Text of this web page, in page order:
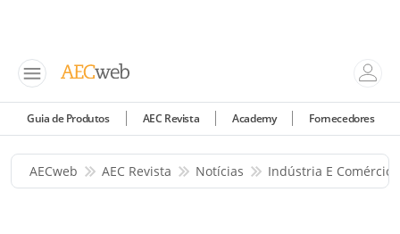
Guia de Produtos AEC Revista Academy Fornecedores
AECweb AEC Revista Notícias Indústria E Comércio